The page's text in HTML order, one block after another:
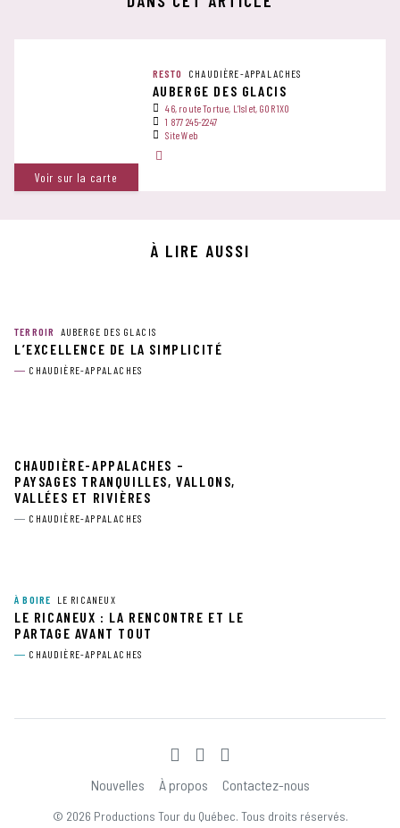
Voir sur la carte
RESTO CHAUDIÈRE-APPALACHES
AUBERGE DES GLACIS
46, route Tortue, L’Islet, G0R 1X0
1 877 245-2247
Site Web
À LIRE AUSSI
TERROIR AUBERGE DES GLACIS
L’EXCELLENCE DE LA SIMPLICITÉ
CHAUDIÈRE-APPALACHES
CHAUDIÈRE-APPALACHES –
PAYSAGES TRANQUILLES, VALLONS,
VALLÉES ET RIVIÈRES
CHAUDIÈRE-APPALACHES
À BOIRE LE RICANEUX
LE RICANEUX : LA RENCONTRE ET LE
PARTAGE AVANT TOUT
CHAUDIÈRE-APPALACHES
Nouvelles À propos Contactez-nous
© 2026 Productions Tour du Québec. Tous droits réservés.